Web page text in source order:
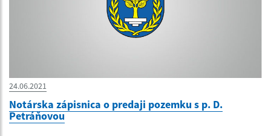
24.06.2021
Notárska zápisnica o predaji pozemku s p. D.
Petráňovou